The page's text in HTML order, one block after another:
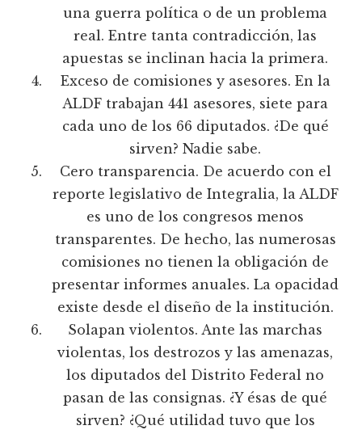
una guerra política o de un problema
real. Entre tanta contradicción, las
apuestas se inclinan hacia la primera.
Exceso de comisiones y asesores. En la
ALDF trabajan 441 asesores, siete para
cada uno de los 66 diputados. ¿De qué
sirven? Nadie sabe.
Cero transparencia. De acuerdo con el
reporte legislativo de Integralia, la ALDF
es uno de los congresos menos
transparentes. De hecho, las numerosas
comisiones no tienen la obligación de
presentar informes anuales. La opacidad
existe desde el diseño de la institución.
Solapan violentos. Ante las marchas
violentas, los destrozos y las amenazas,
los diputados del Distrito Federal no
pasan de las consignas. ¿Y ésas de qué
sirven? ¿Qué utilidad tuvo que los